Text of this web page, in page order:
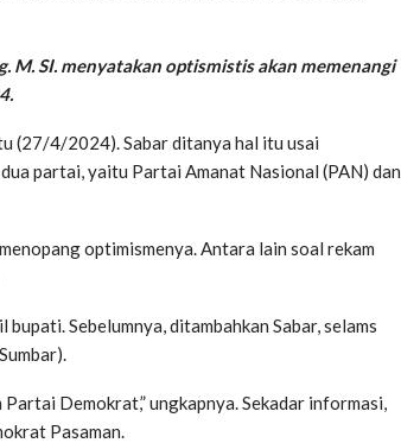
M. SI. menyatakan optismistis akan memenangi
(27/4/2024). Sabar ditanya hal itu usai
partai, yaitu Partai Amanat Nasional (PAN) dan
optimismenya. Antara lain soal rekam
Sebelumnya, ditambahkan Sabar, selams
Demokrat,” ungkapnya. Sekadar informasi,
Pasaman.